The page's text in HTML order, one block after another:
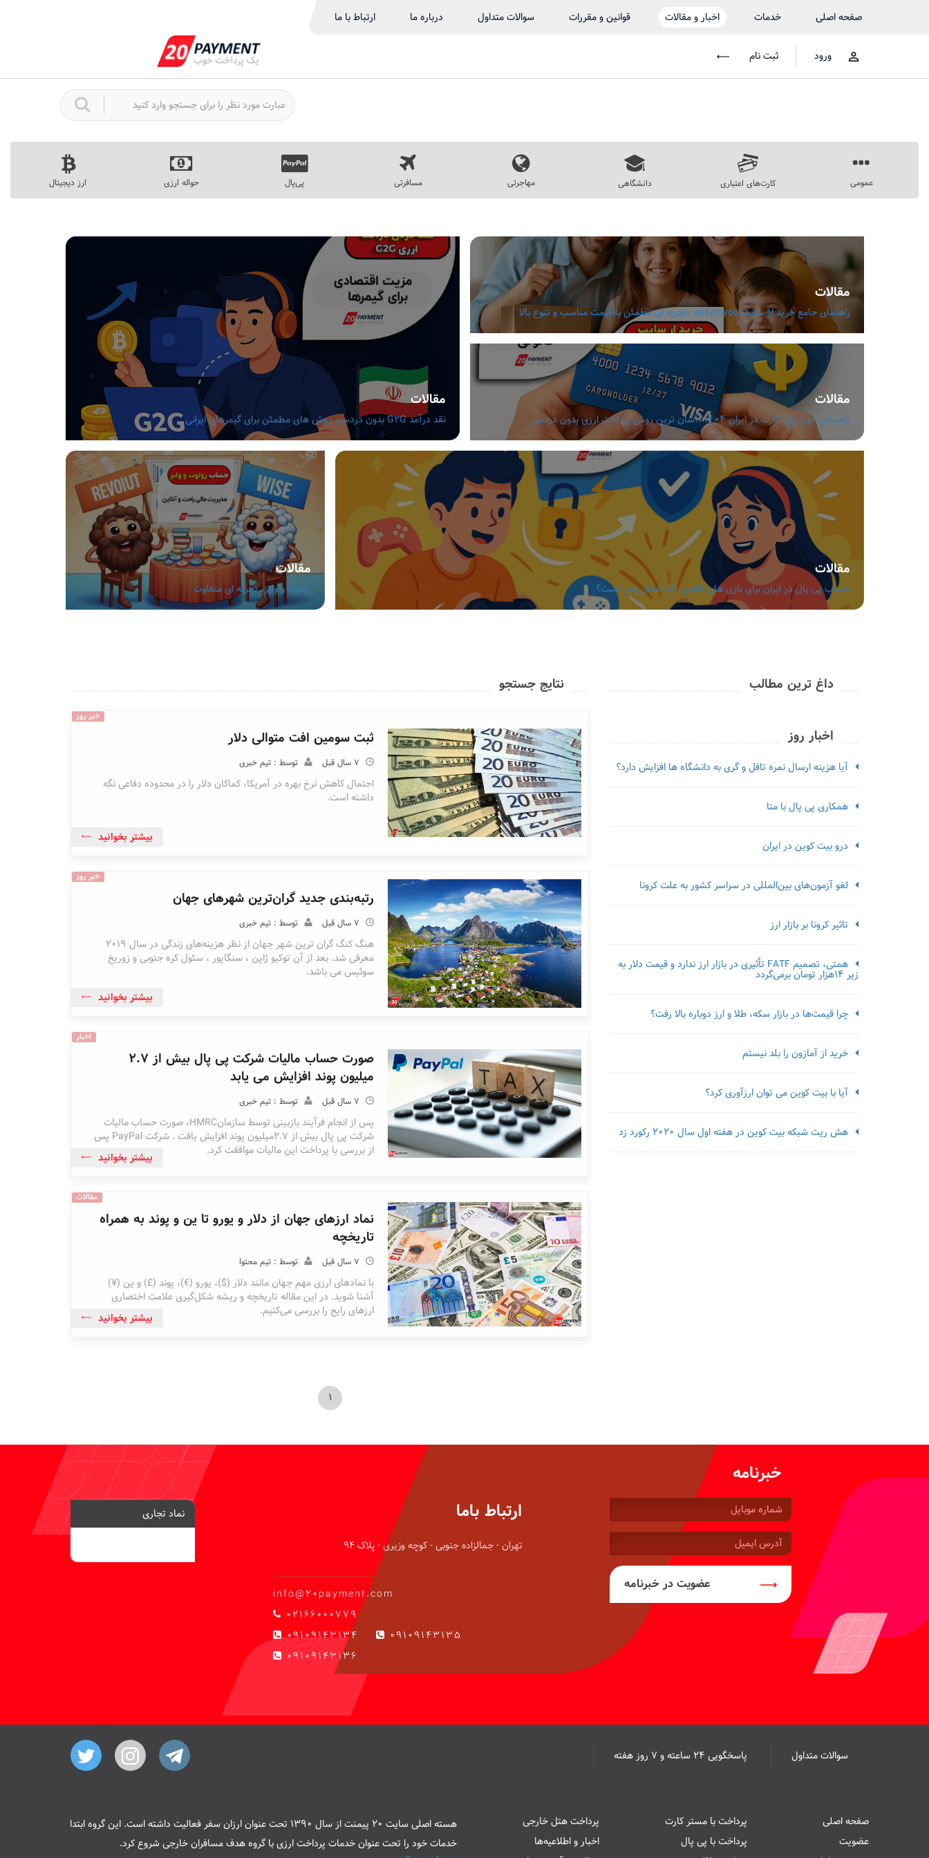
صفحه اصلی خدمات اخبار و مقالات قوانین و مقررات سوالات متداول درباره ما ارتباط با ما
ورود ثبت نام
عمومی کارت‌های اعتباری دانشگاهی مهاجرتی مسافرتی پی‌پال حواله ارزی ارز دیجیتال
مقالات
راهنمای جامع خرید از سایت easytoyou ،تجربه ای مطمئن با قیمت مناسب و تنوع بالا
مقالات
راهنمای خرید ویزا کارت در ایران 1404 ،آسان ترین روش پرداخت ارزی بدون دردسر
مقالات
نقد درآمد G2G بدون دردسر، روش های مطمئن برای گیمرهای ایرانی
مقالات
حساب پی پال در ایران برای بازی های آنلاین، آیا امکان پذیر است؟
مقالات
رولوت و وایز، تجربه ای متفاوت
نتایج جستجو
خبر روز
ثبت سومین افت متوالی دلار
7 سال قبل توسط : تیم خبری
احتمال کاهش نرخ بهره در آمریکا، کماکان دلار را در محدوده دفاعی نگه
داشته است.
بیشتر بخوانید
خبر روز
رتبه‌بندی جدید گران‌ترین شهرهای جهان
7 سال قبل توسط : تیم خبری
هنگ کنگ گران ترین شهر جهان از نظر هزینه‌های زندگی در سال ۲۰۱۹
معرفی شد. بعد از آن توکیو ژاپن ، سنگاپور ، سئول کره جنوبی و زوریخ
سوئیس می باشد.
بیشتر بخوانید
اخبار
صورت حساب مالیات شرکت پی پال بیش از 2.7
میلیون پوند افزایش می یابد
7 سال قبل توسط : تیم خبری
پس از انجام فرآیند بازبینی توسط سازمانHMRC، صورت حساب مالیات
شرکت پی پال بیش از 2.7میلیون پوند افزایش یافت . شرکت PayPal پس
از بررسی با پرداخت این مالیات موافقت کرد.
بیشتر بخوانید
مقالات
نماد ارزهای جهان از دلار و یورو تا ین و پوند به همراه
تاریخچه
7 سال قبل توسط : تیم محتوا
با نمادهای ارزی مهم جهان مانند دلار ($)، یورو (€)، پوند (£) و ین (¥)
آشنا شوید. در این مقاله تاریخچه و ریشه شکل‌گیری علامت اختصاری
ارزهای رایج را بررسی می‌کنیم.
بیشتر بخوانید
1
داغ ترین مطالب
اخبار روز
آیا هزینه ارسال نمره تافل و گری به دانشگاه ها افزایش دارد؟
همکاری پی پال با متا
درو بیت کوین در ایران
لغو آزمون‌‌های بین‌المللی در سراسر کشور به علت کرونا
تاثیر کرونا بر بازار ارز
همتی، تصمیم FATF تأثیری در بازار ارز ندارد و قیمت دلار به
زیر ۱۴هزار تومان برمی‌گردد
چرا قیمت‌ها در بازار سکه، طلا و ارز دوباره بالا رفت؟
خرید از آمازون را بلد نیستم
آیا با بیت کوین می توان ارزآوری کرد؟
هش ریت شبکه بیت کوین در هفته اول سال 2020 رکورد زد
خبرنامه
شماره
موبایل:
آدرس
ایمیل:
عضویت در خبرنامه
ارتباط باما
تهران - جمالزاده جنوبی - کوچه وزیری - پلاک 94
info@20payment.com
02166000779
09109143134
09109143135
09109143136
نماد تجاری
سوالات متداول پاسخگویی ۲۴ ساعته و ۷ روز هفته
صفحه اصلی
عضویت
پرداخت با مستر کارت
پرداخت با پی پال
پرداخت هتل خارجی
اخبار و اطلاعیه‌ها
هسته اصلی سایت 20 پیمنت از سال 1390 تحت عنوان ارزان سفر فعالیت داشته است. این گروه ابتدا
خدمات خود را تحت عنوان خدمات پرداخت ارزی با گروه هدف مسافران خارجی شروع کرد.